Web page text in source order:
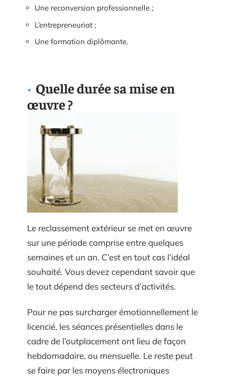
Une reconversion professionnelle ;
L’entrepreneuriat ;
Une formation diplômante.
Quelle durée sa mise en
œuvre ?
Le reclassement extérieur se met en œuvre
sur une période comprise entre quelques
semaines et un an. C’est en tout cas l’idéal
souhaité. Vous devez cependant savoir que
le tout dépend des secteurs d’activités.
Pour ne pas surcharger émotionnellement le
licencié, les séances présentielles dans le
cadre de l’outplacement ont lieu de façon
hebdomadaire, ou mensuelle. Le reste peut
se faire par les moyens électroniques